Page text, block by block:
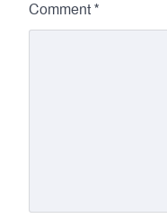
Comment *